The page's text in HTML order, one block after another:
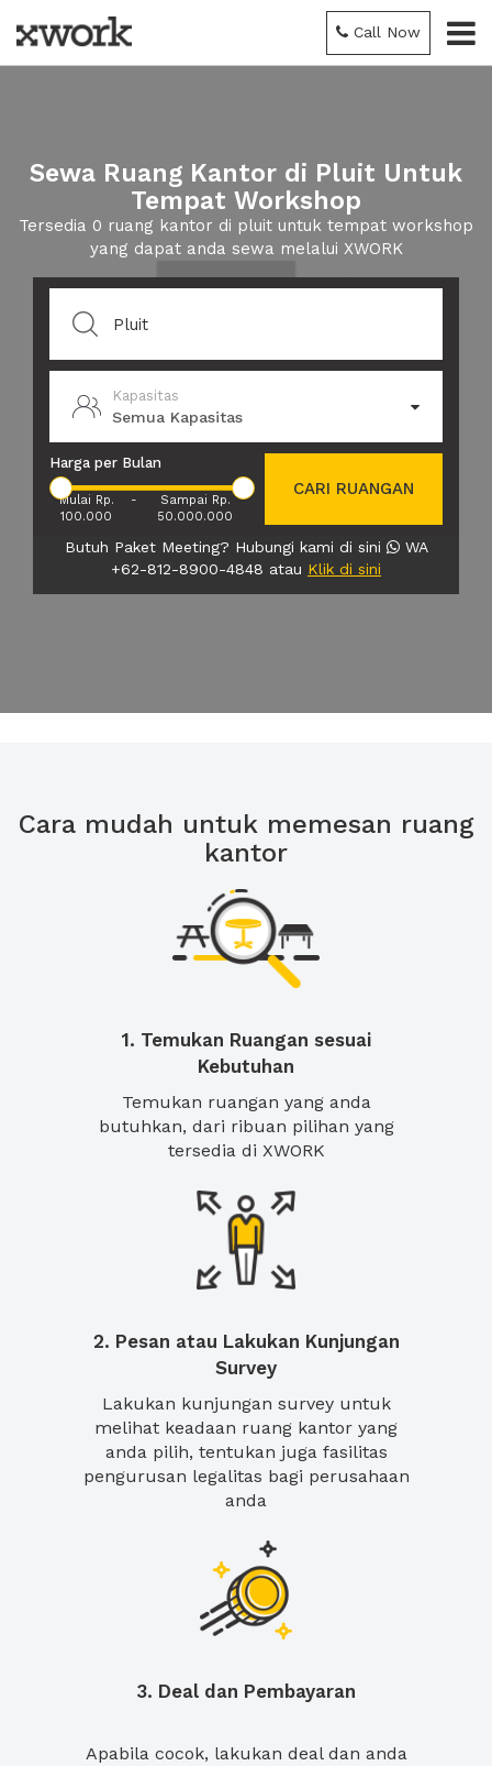
Call Now
Sewa Ruang Kantor di Pluit Untuk
Tempat Workshop
Tersedia 0 ruang kantor di pluit untuk tempat workshop
yang dapat anda sewa melalui XWORK
Kapasitas
Semua Kapasitas
Harga per Bulan
Mulai Rp.
100.000
-
Sampai Rp.
50.000.000
CARI RUANGAN
Butuh Paket Meeting? Hubungi kami di sini
WA
+62-812-8900-4848 atau Klik di sini
Cara mudah untuk memesan ruang
kantor
1. Temukan Ruangan sesuai
Kebutuhan
Temukan ruangan yang anda
butuhkan, dari ribuan pilihan yang
tersedia di XWORK
2. Pesan atau Lakukan Kunjungan
Survey
Lakukan kunjungan survey untuk
melihat keadaan ruang kantor yang
anda pilih, tentukan juga fasilitas
pengurusan legalitas bagi perusahaan
anda
3. Deal dan Pembayaran
Apabila cocok, lakukan deal dan anda